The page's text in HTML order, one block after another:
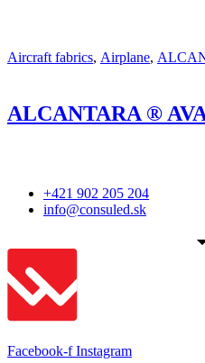
Aircraft fabrics, Airplane,
ALCANTARA ®
+421 902 205 204
info@consuled.sk
Facebook-f Instagram